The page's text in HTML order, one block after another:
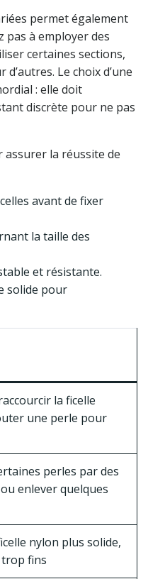
permet également
pas à employer des
certaines sections,
Le choix d’une
: elle doit
discrète pour ne pas
assurer la réussite de
avant de fixer
la taille des
et résistante.
solide pour
la ficelle
une perle pour
perles par des
enlever quelques
nylon plus solide,
fins